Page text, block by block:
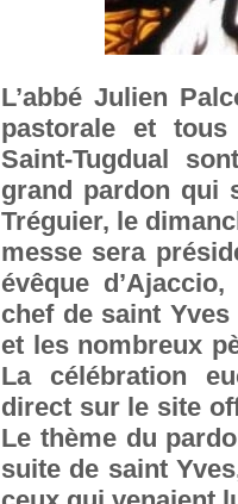
L’abbé Julien
pastorale et
Saint-Tugdual
grand pardon qui
Tréguier, le
messe sera
évêque
chef de saint
et les nombreux
La célébration
direct sur le site
Le thème du
suite de saint